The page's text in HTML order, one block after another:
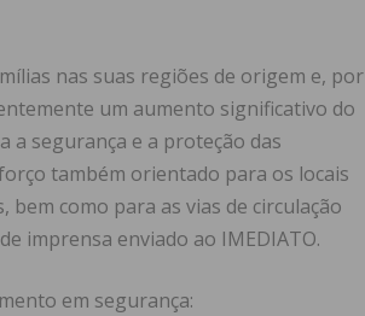
nas suas regiões de origem e, por
um aumento significativo do
a segurança e a proteção das
também orientado para os locais
bem como para as vias de circulação
imprensa enviado ao IMEDIATO.
em segurança: